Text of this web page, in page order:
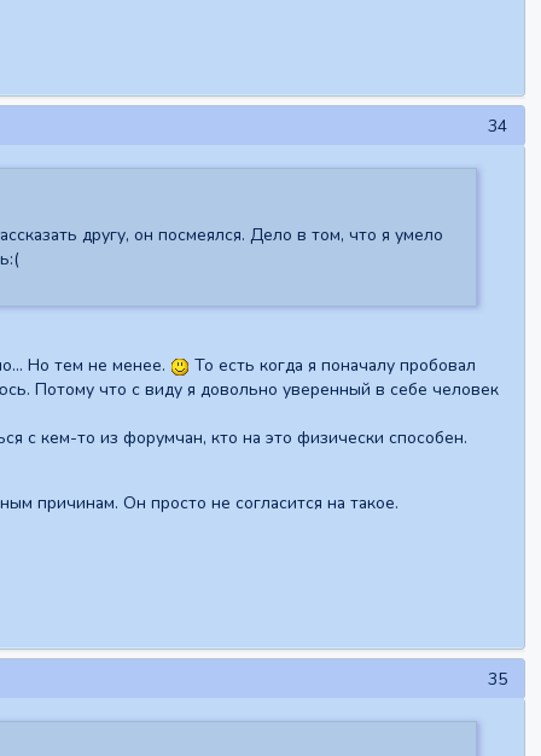
34
другу, он посмеялся. Дело в том, что я умело
Но тем не менее.
То есть когда я поначалу пробовал
Потому что с виду я довольно уверенный в себе человек
с кем-то из форумчан, кто на это физически способен.
причинам. Он просто не согласится на такое.
35